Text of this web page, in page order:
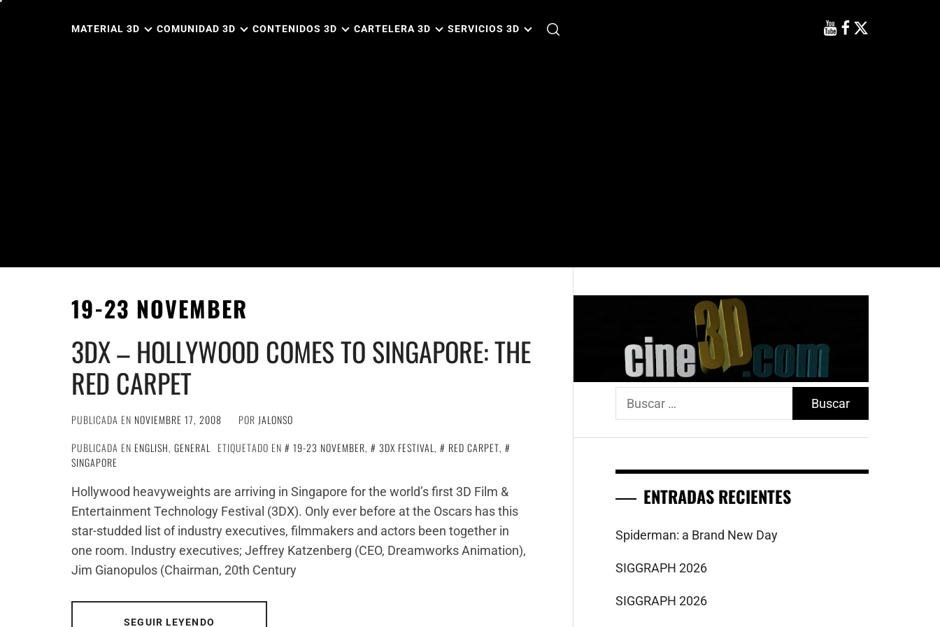
MATERIAL 3D COMUNIDAD 3D CONTENIDOS 3D CARTELERA 3D SERVICIOS 3D
19-23 NOVEMBER
3DX – HOLLYWOOD COMES TO SINGAPORE: THE
RED CARPET
PUBLICADA EN NOVIEMBRE 17, 2008 POR JALONSO
PUBLICADA EN ENGLISH, GENERAL ETIQUETADO EN 19-23 NOVEMBER, 3DX FESTIVAL, RED CARPET,
SINGAPORE
Hollywood heavyweights are arriving in Singapore for the world’s first 3D Film &
Entertainment Technology Festival (3DX). Only ever before at the Oscars has this
star-studded list of industry executives, filmmakers and actors been together in
one room. Industry executives; Jeffrey Katzenberg (CEO, Dreamworks Animation),
Jim Gianopulos (Chairman, 20th Century
SEGUIR LEYENDO
Buscar:
ENTRADAS RECIENTES
Spiderman: a Brand New Day
SIGGRAPH 2026
SIGGRAPH 2026